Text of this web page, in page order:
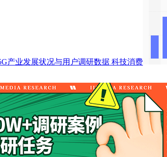
产业发展状况与用户调研数据 科技消费